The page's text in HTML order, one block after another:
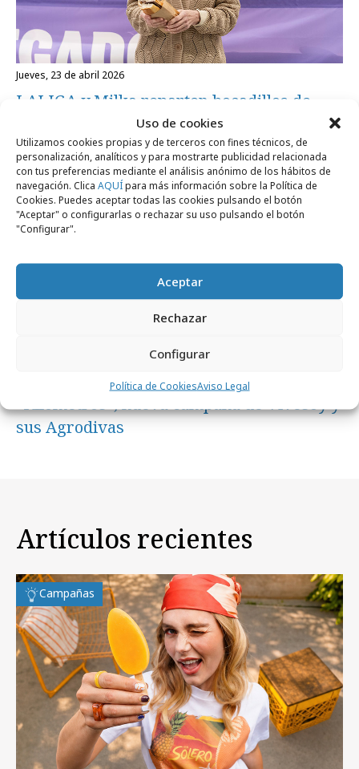
Uso de cookies
Utilizamos cookies propias y de terceros con fines técnicos, de
personalización, analíticos y para mostrarte publicidad relacionada
con tus preferencias mediante el análisis anónimo de los hábitos de
navegación. Clica AQUÍpara más información sobre la Política de
Cookies. Puedes aceptar todas las cookies pulsando el botón
"Aceptar" o configurarlas o rechazar su uso pulsando el botón
"Configurar".
Aceptar
Rechazar
Configurar
Política de CookiesAviso Legal
jueves, 23 de abril 2026
LALIGA y Milka reparten bocadillos de
chocolate en Anoeta
Campañas
“Kilómetros”, nueva campaña de Vivesoy y
sus Agrodivas
Artículos recientes
Campañas